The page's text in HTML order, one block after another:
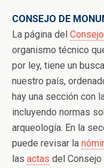
CONSEJO DE
La página del
organismo técnico
por ley, tiene un
nuestro país,
hay una sección con
incluyendo normas
arqueología. En la
puede revisar la
las actas del